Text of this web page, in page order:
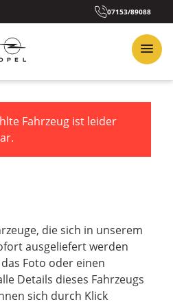
07153/89088
Fahrzeug ist leider
die sich in unserem
ausgeliefert werden
Foto oder einen
Details dieses Fahrzeugs
sich durch Klick